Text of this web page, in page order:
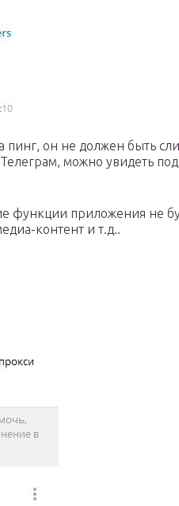
пинг, он не должен быть
можно увидеть
функции приложения не
контент и т.д..